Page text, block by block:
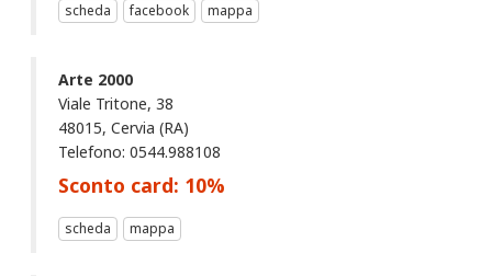
scheda facebook mappa
Arte 2000
Viale Tritone, 38
48015, Cervia (RA)
Telefono: 0544.988108
Sconto card: 10%
scheda mappa